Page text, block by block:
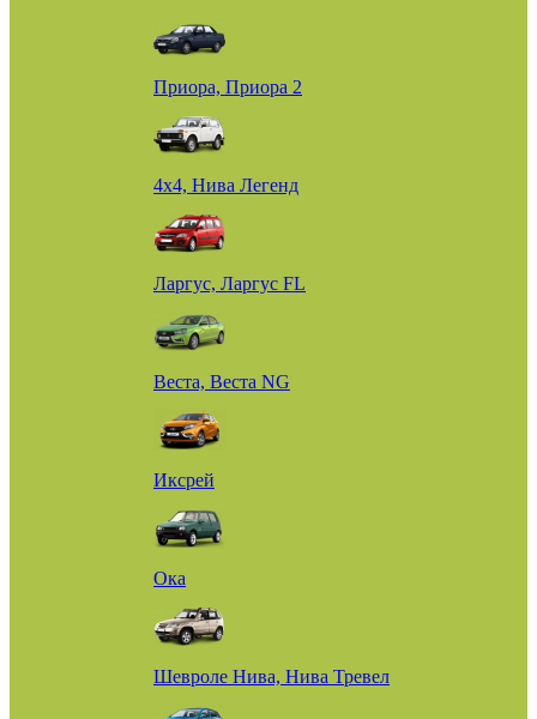
Приора, Приора 2
4х4, Нива Легенд
Ларгус, Ларгус FL
Веста, Веста NG
Иксрей
Ока
Шевроле Нива, Нива Тревел